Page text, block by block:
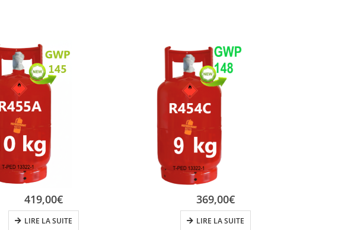
419,00€
LIRE LA SUITE
369,00€
LIRE LA SUITE